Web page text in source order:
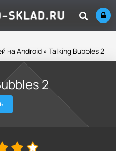
на Android » Talking Bubbles 2
2